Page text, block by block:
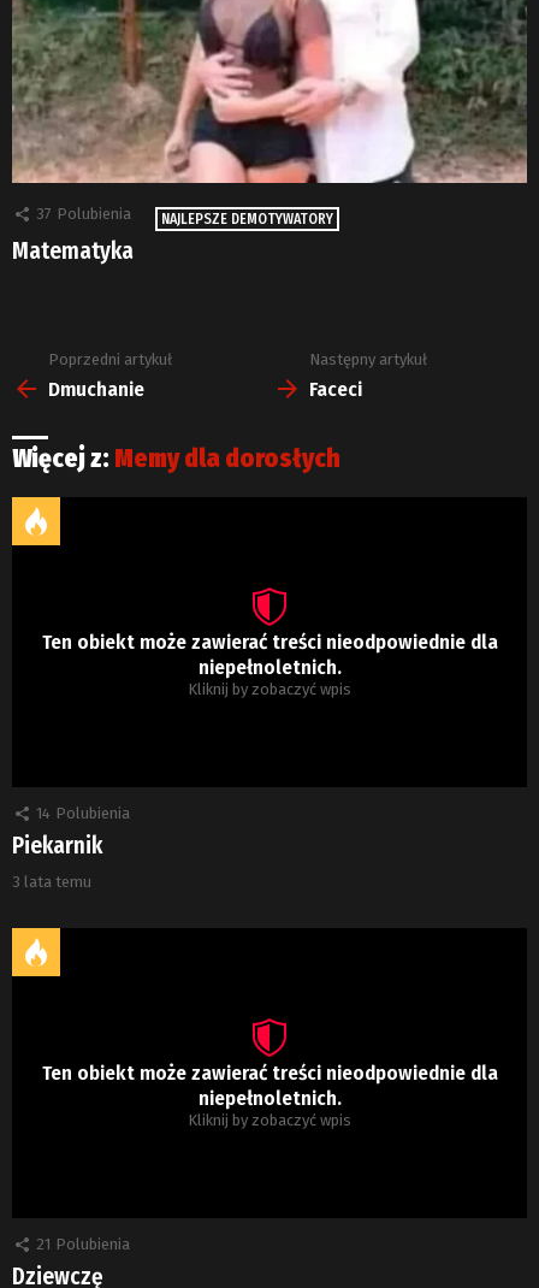
37 Polubienia NAJLEPSZE DEMOTYWATORY
Matematyka
Zobacz
więcej
Poprzedni artykuł
Dmuchanie
Następny artykuł
Faceci
Więcej z: Memy dla dorosłych
Ten obiekt może zawierać treści nieodpowiednie dla
niepełnoletnich.
Kliknij by zobaczyć wpis
14 Polubienia
Piekarnik
3 lata temu
Ten obiekt może zawierać treści nieodpowiednie dla
niepełnoletnich.
Kliknij by zobaczyć wpis
21 Polubienia
Dziewczę